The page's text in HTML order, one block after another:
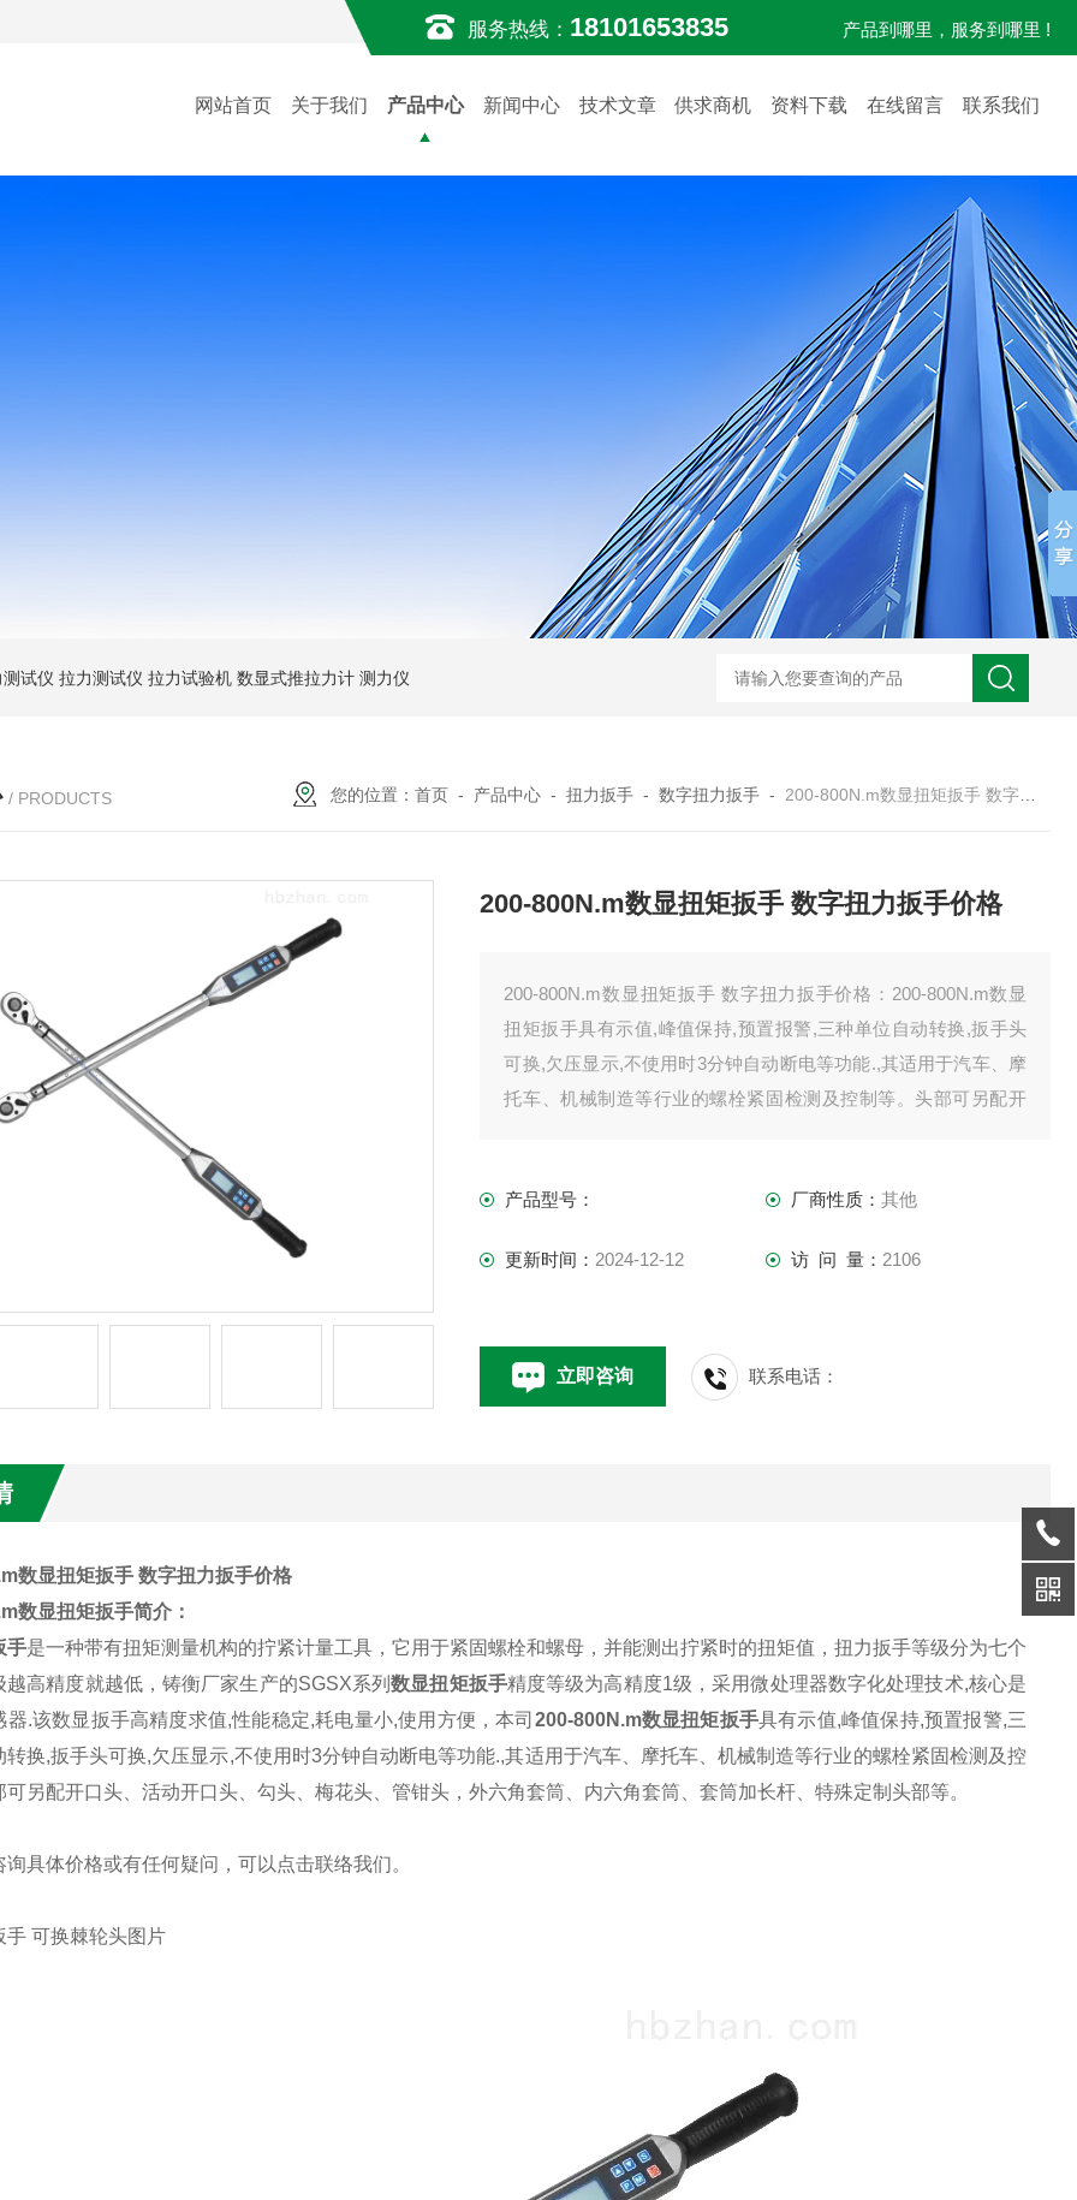
服务热线： 18101653835 产品到哪里，服务到哪里 !
网站首页 关于我们 产品中心 新闻中心 技术文章 供求商机 资料下载 在线留言 联系我们
试仪 拉力测试仪 拉力试验机 数显式推拉力计 测力仪
/ PRODUCTS 您的位置：首页 - 产品中心 -扭力扳手 -数字扭力扳手 - 200-800N.m数显扭矩扳手 数字扭力扳手价格
200-800N.m数显扭矩扳手 数字扭力扳手价格
200-800N.m数显扭矩扳手 数字扭力扳手价格：200-800N.m数显
扭矩扳手具有示值,峰值保持,预置报警,三种单位自动转换,扳手头
可换,欠压显示,不使用时3分钟自动断电等功能.,其适用于汽车、摩
托车、机械制造等行业的螺栓紧固检测及控制等。头部可另配开
产品型号：
厂商性质： 其他
更新时间： 2024-12-12 访 问 量： 2106
立即咨询 联系电话：
数显扭矩扳手 数字扭力扳手价格
数显扭矩扳手简介：
手是一种带有扭矩测量机构的拧紧计量工具，它用于紧固螺栓和螺母，并能测出拧紧时的扭矩值，扭力扳手等级分为七个
越高精度就越低，铸衡厂家生产的SGSX系列数显扭矩扳手精度等级为高精度1级，采用微处理器数字化处理技术,核心是
器.该数显扳手高精度求值,性能稳定,耗电量小,使用方便 ，本司 200-800N.m数显扭矩扳手具有示值,峰值保持,预置报警,三
转换,扳手头可换,欠压显示,不使用时3分钟自动断电等功能.,其适用于汽车、摩托车、机械制造等行业的螺栓紧固检测及控
可另配开口头、活动开口头、勾头、梅花头、管钳头，外六角套筒、内六角套筒、套筒加长杆、特殊定制头部等。
询具体价格或有任何疑问，可以点击联络我们。
手可换棘轮头图片